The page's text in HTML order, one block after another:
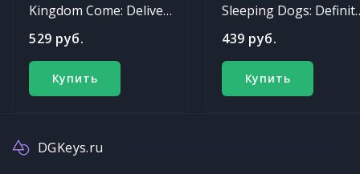
Kingdom Come: Deliverance
529 руб.
Купить
Sleeping
439 руб.
Купить
DGKeys.ru